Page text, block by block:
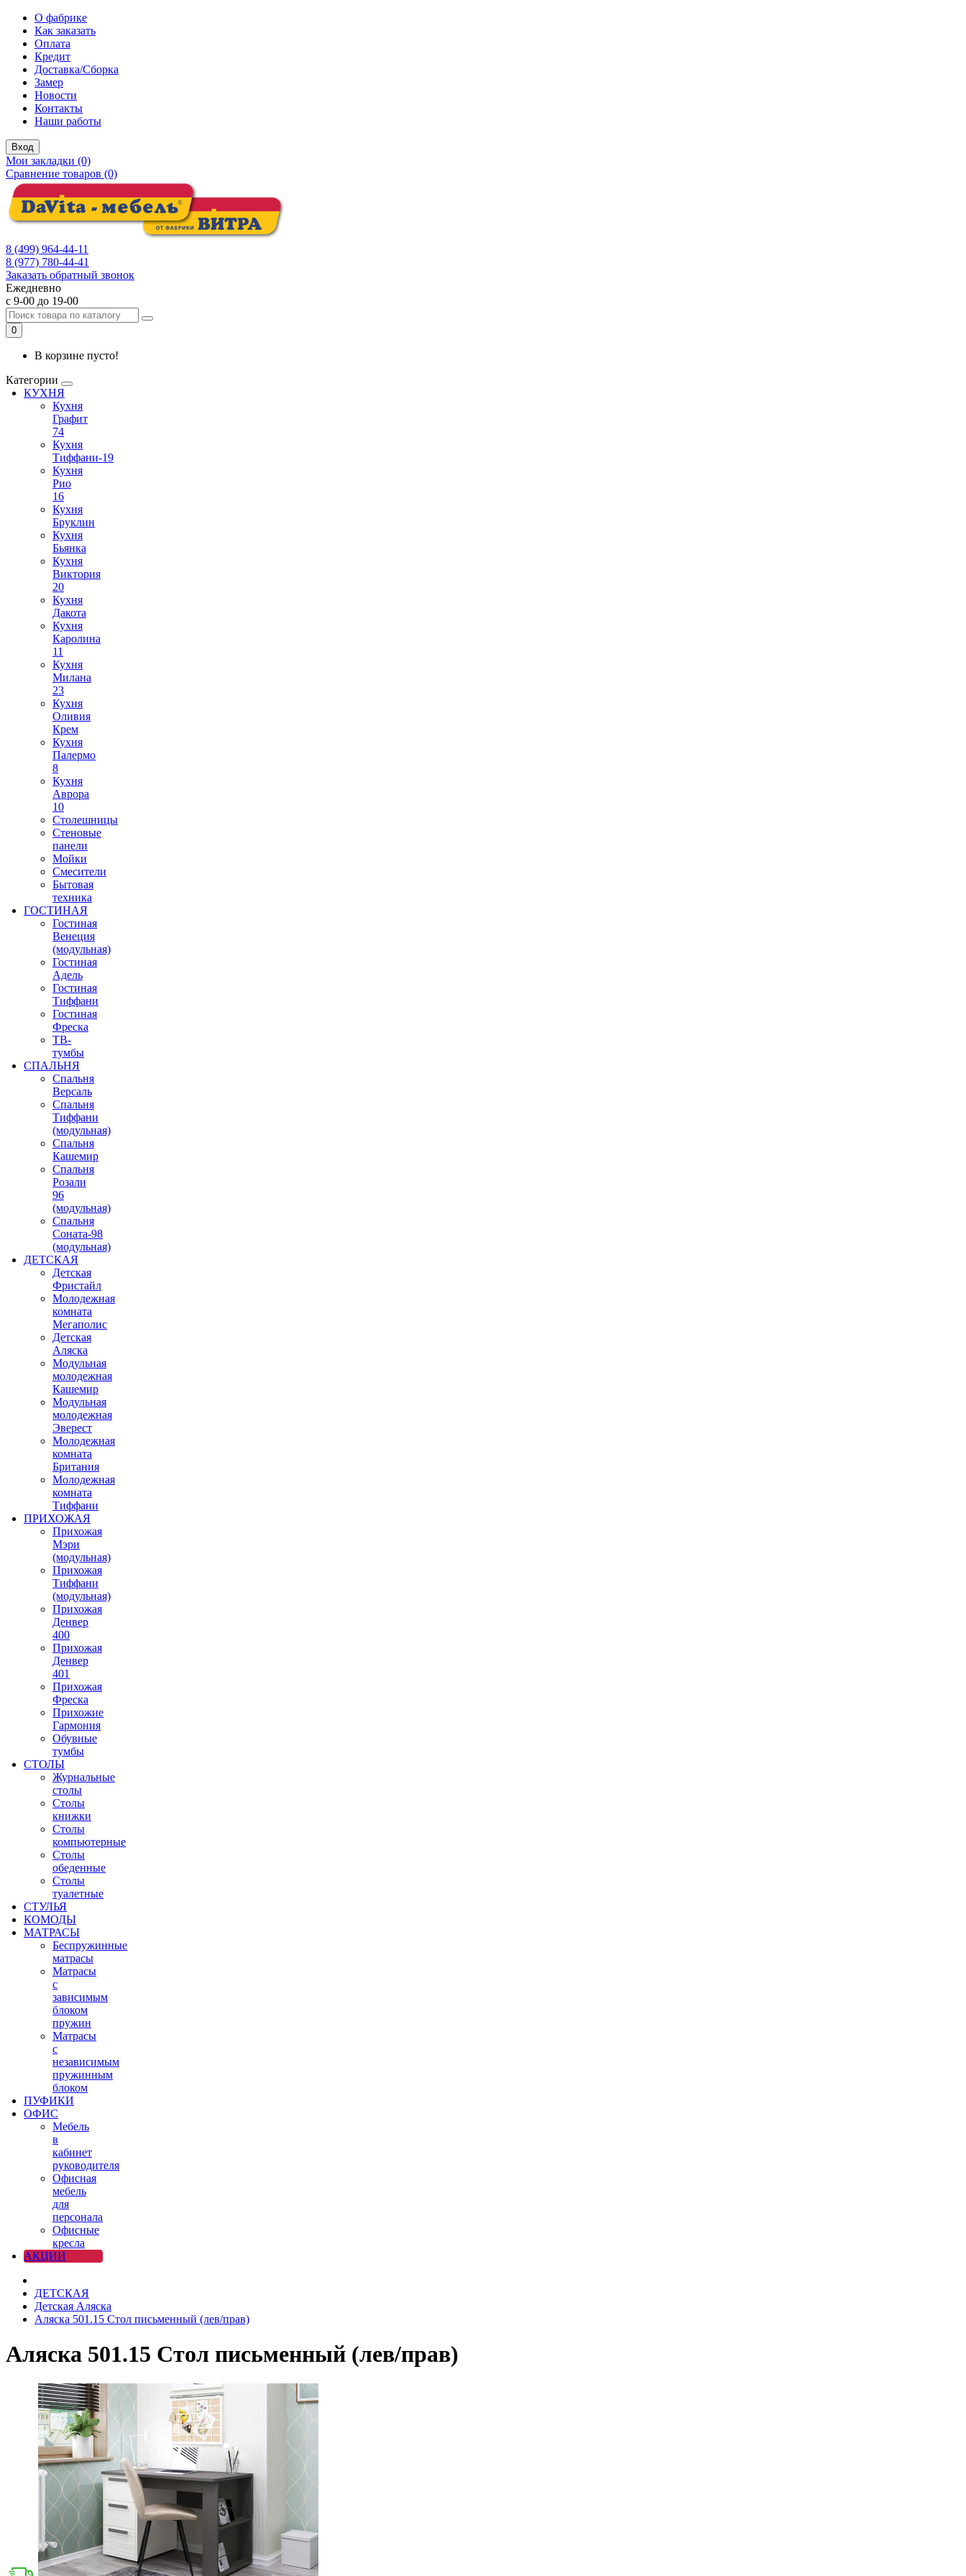
О фабрике
Как заказать
Оплата
Кредит
Доставка/Сборка
Замер
Новости
Контакты
Наши работы
Вход
Мои закладки (0)
Сравнение товаров (0)
8 (499) 964-44-11
8 (977) 780-44-41
Заказать обратный звонок
Ежедневно
с 9-00 до 19-00
0
В корзине пусто!
Категории
КУХНЯ
Кухня
Графит
74
Кухня
Тиффани-19
Кухня
Рио
16
Кухня
Бруклин
Кухня
Бьянка
Кухня
Виктория
20
Кухня
Дакота
Кухня
Каролина
11
Кухня
Милана
23
Кухня
Оливия
Крем
Кухня
Палермо
8
Кухня
Аврора
10
Столешницы
Стеновые
панели
Мойки
Смесители
Бытовая
техника
ГОСТИНАЯ
Гостиная
Венеция
(модульная)
Гостиная
Адель
Гостиная
Тиффани
Гостиная
Фреска
ТВ-
тумбы
СПАЛЬНЯ
Спальня
Версаль
Спальня
Тиффани
(модульная)
Спальня
Кашемир
Спальня
Розали
96
(модульная)
Спальня
Соната-98
(модульная)
ДЕТСКАЯ
Детская
Фристайл
Молодежная
комната
Мегаполис
Детская
Аляска
Модульная
молодежная
Кашемир
Модульная
молодежная
Эверест
Молодежная
комната
Британия
Молодежная
комната
Тиффани
ПРИХОЖАЯ
Прихожая
Мэри
(модульная)
Прихожая
Тиффани
(модульная)
Прихожая
Денвер
400
Прихожая
Денвер
401
Прихожая
Фреска
Прихожие
Гармония
Обувные
тумбы
СТОЛЫ
Журнальные
столы
Столы
книжки
Столы
компьютерные
Столы
обеденные
Столы
туалетные
СТУЛЬЯ
КОМОДЫ
МАТРАСЫ
Беспружинные
матрасы
Матрасы
с
зависимым
блоком
пружин
Матрасы
с
независимым
пружинным
блоком
ПУФИКИ
ОФИС
Мебель
в
кабинет
руководителя
Офисная
мебель
для
персонала
Офисные
кресла
АКЦИИ
ДЕТСКАЯ
Детская Аляска
Аляска 501.15 Стол письменный (лев/прав)
Аляска 501.15 Стол письменный (лев/прав)